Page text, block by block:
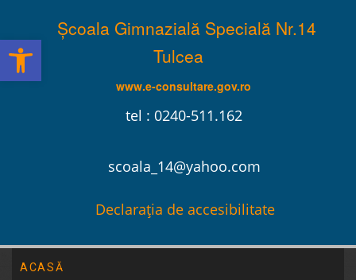
Școala Gimnazială Specială Nr.14
Tulcea
www.e-consultare.gov.ro
tel : 0240-511.162
scoala_14@yahoo.com
Declarația de accesibilitate
ACASĂ
Deschide bara de unelte